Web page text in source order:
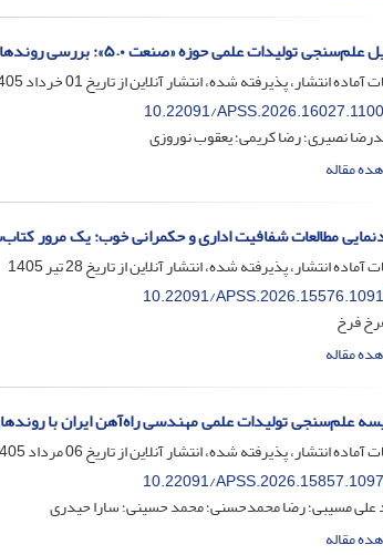
تولیدات علمی حوزه «صنعت ۵.۰»: بررسی روندها، شبکه‌های همکاری و موضوعات نوظهور
آماده انتشار، پذیرفته شده، انتشار آنلاین از تاریخ01 خرداد 1405
10.22091/APSS.2026.16027.1100
نصیری؛ رضا کریمی؛ یعقوب نوروزی
مقاله
مطالعات شفافیت اداری و حکمرانی خوب: یک مرور
آماده انتشار، پذیرفته شده، انتشار آنلاین از تاریخ28 تیر 1405
10.22091/APSS.2026.15576.1091
فرخ
مقاله
علم‌سنجی تولیدات علمی مهندسی راه‌آهن ایران با
آماده انتشار، پذیرفته شده، انتشار آنلاین از تاریخ06 مرداد 1405
10.22091/APSS.2026.15857.1097
مسیبی؛ رضا محمدحسنی؛ محمد حسینی؛ سارا حیدری
مقاله